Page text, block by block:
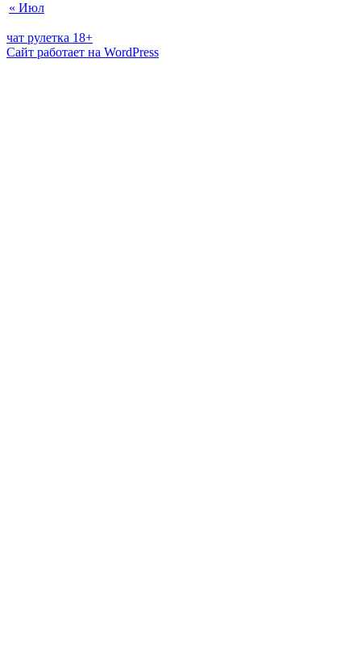
« Июл
чат рулетка 18+
Сайт работает на WordPress